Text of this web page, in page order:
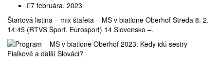
7 februára, 2023
Štartová listina – mix štafeta – MS v biatlone Oberhof Streda 8. 2.
14:45 (RTVS Šport, Eurosport) 14 Slovensko –.